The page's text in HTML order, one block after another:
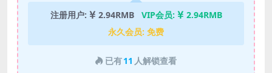
注册用户: 2.94RMB VIP会员:
2.94RMB
永久会员: 免费
已有11 人解锁查看